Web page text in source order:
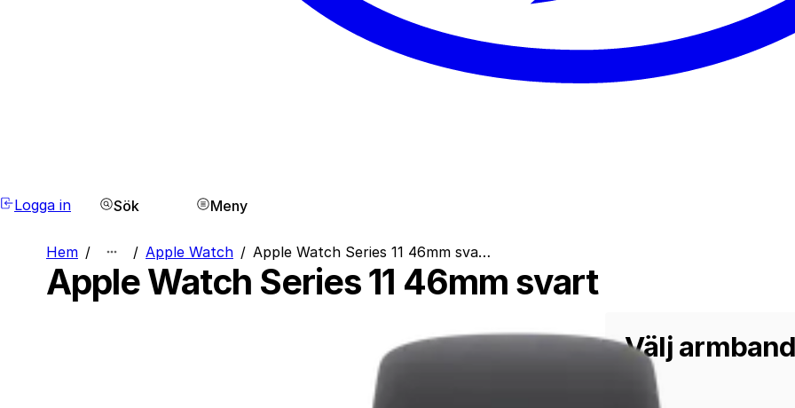
Logga in Sök Meny
Hem / / Apple Watch / Apple Watch Series 11 46mm sva…
Apple Watch Series 11 46mm svart
Välj